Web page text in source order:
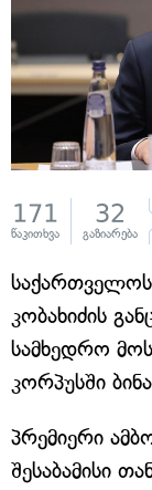
171
წაკითხვა
32
გაზიარება
კობახიძის
სამხედრო
კორპუსში
პრემიერი
შესაბამისი